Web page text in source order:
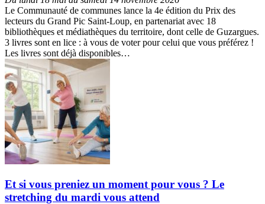
Le Communauté de communes lance la 4e édition du Prix des
lecteurs du Grand Pic Saint-Loup, en partenariat avec 18
bibliothèques et médiathèques du territoire, dont celle de Guzargues.
3 livres sont en lice : à vous de voter pour celui que vous préférez !
Les livres sont déjà disponibles…
Et si vous preniez un moment pour vous ? Le
stretching du mardi vous attend